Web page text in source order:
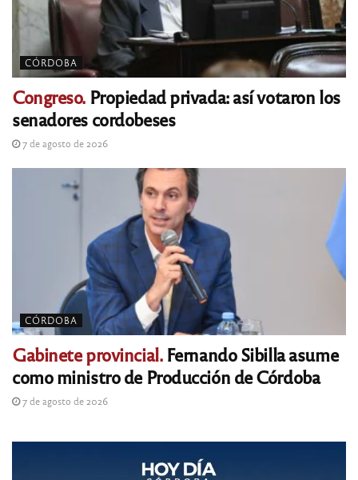
CÓRDOBA
Congreso. Propiedad privada: así votaron los
senadores cordobeses
7 de agosto de 2026
CÓRDOBA
Gabinete provincial.Fernando Sibilla asume
como ministro de Producción de Córdoba
7 de agosto de 2026